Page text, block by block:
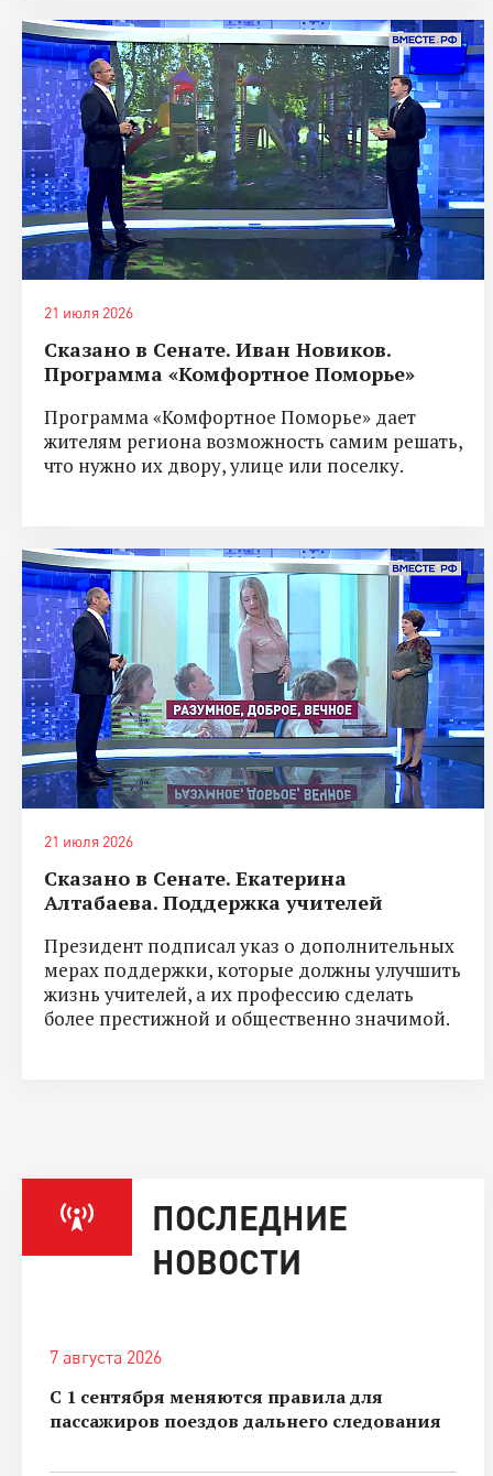
21 июля 2026
Сказано в Сенате. Иван Новиков.
Программа «Комфортное Поморье»
Программа «Комфортное Поморье» дает
жителям региона возможность самим решать,
что нужно их двору, улице или поселку.
21 июля 2026
Сказано в Сенате. Екатерина
Алтабаева. Поддержка учителей
Президент подписал указ о дополнительных
мерах поддержки, которые должны улучшить
жизнь учителей, а их профессию сделать
более престижной и общественно значимой.
ПОСЛЕДНИЕ
НОВОСТИ
7 августа 2026
С 1 сентября меняются правила для
пассажиров поездов дальнего следования